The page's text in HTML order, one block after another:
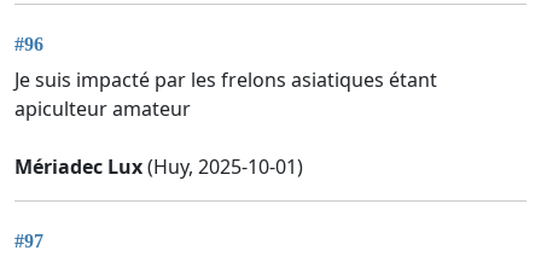
#96
Je suis impacté par les frelons asiatiques étant
apiculteur amateur
Mériadec Lux(Huy, 2025-10-01)
#97